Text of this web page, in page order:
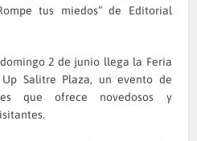
tus miedos” de Editorial
2 de junio llega la Feria
Salitre Plaza, un evento de
que ofrece novedosos y